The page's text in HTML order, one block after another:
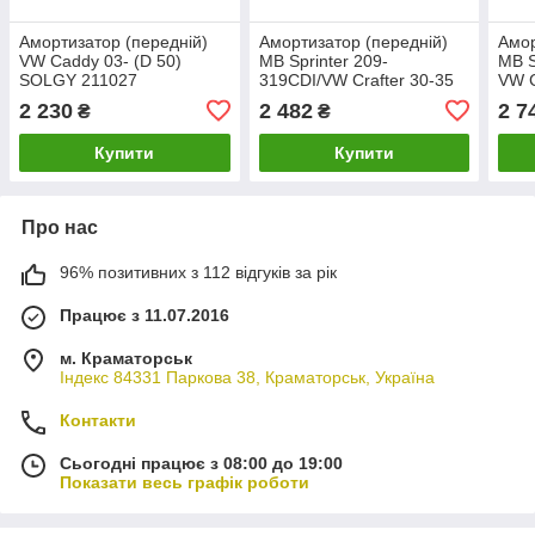
Амортизатор (передній)
VW Caddy 03- (D 50)
SOLGY 211027
2 230 ₴
Купити
Амортизатор (передній)
MB Sprinter 209-
319CDI/VW Crafter 30-35
06- (Газ) SOLGY 211003
2 482₴
Купити
MB
VW
2
Про нас
96% позитивних з 112 відгуків за рік
Працює з 11.07.2016
м. Краматорськ
Індекс 84331 Паркова 38, Краматорськ, Україна
Контакти
Сьогодні працює з 08:00 до 19:00
Показати весь графік роботи